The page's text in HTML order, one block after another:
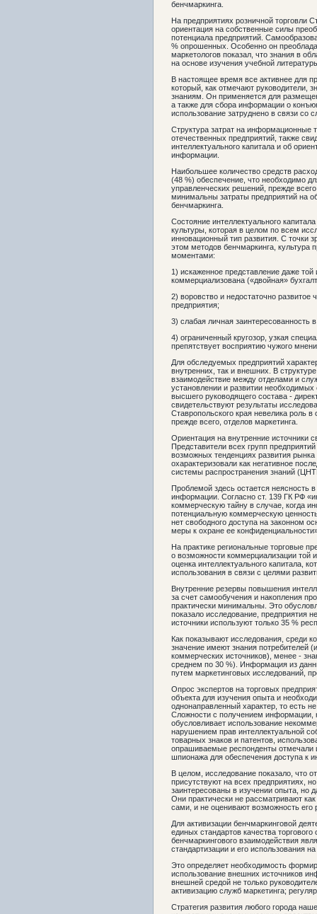
бенчмаркинга.
На предприятиях розничной торговли
ориентация на собственные силы
потенциала предприятий.
% опрошенных. Особенно он
маркетологов показал, что знания в
на основе изучения учебной
В настоящее время все активнее для
который, как отмечают руководители,
знаниям. Он применяется для
а также для сбора информации о
использование затруднено в связи со
Структура затрат на информационные
отечественных предприятий, также
интеллектуального капитала и об
информации.
Наибольшее количество средств
(48 %) обеспечение, что необходимо
управленческих решений, прежде
минимальны затраты предприятий на
бенчмаркинга.
Состояние интеллектуального
культуры, которая в целом по всем
инновационный тип развития. С точки
этом методов бенчмаркинга, культура
моментами:
1) искаженное представление даже
коммерциализована («двойная»
2) воровство и недостаточно развитое
предприятия;
3) слабая личная заинтересованность
4) ограниченный кругозор, узкая
препятствует восприятию чужого
Для обследуемых предприятий
внутренних, так и внешних. В
взаимодействие между отделами и
установлении и развитии
высшего руководящего состава -
свидетельствуют результаты
Ставропольского края невелика роль
прежде всего, отделов маркетинга.
Ориентация на внутренние источники
Представители всех групп
возможных тенденциях развития
охарактеризовали как негативное
системы распространения знаний
Проблемой здесь остается неясность
информации. Согласно ст. 139 ГК РФ
коммерческую тайну в случае, когда
потенциальную коммерческую
нет свободного доступа на законном
меры к охране ее
На практике региональные торговые
о возможности коммерциализации той
оценка интеллектуального капитала,
использования в связи с целями
Внутренние резервы повышения
за счет самообучения и накопления
практически минимальны. Это
показало исследование, предприятия
источники используют только 35 %
Как показывают исследования, среди
значение имеют знания потребителей
коммерческих источников), менее -
среднем по 30 %). Информация из
путем маркетинговых исследований,
Опрос экспертов на торговых
объекта для изучения опыта и
однонаправленный характер, то есть
Сложности с получением информации,
обусловливает использование
нарушением прав интеллектуальной
товарных знаков и патентов,
опрашиваемые респонденты отмечали
шпионажа для обеспечения доступа к
В целом, исследование показало, что
присутствуют на всех предприятиях,
заинтересованы в изучении опыта, но
Они практически не рассматривают
сами, и не оценивают возможность его
Для активизации бенчмаркинговой
единых стандартов качества
бенчмаркингового взаимодействия
стандартизации и его использования
Это определяет необходимость
использование внешних источников
внешней средой не только
активизацию служб маркетинга;
Стратегия развития любого города